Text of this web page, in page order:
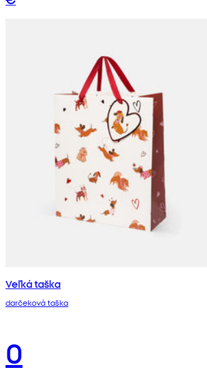
Veľká taška
darčeková taška
0